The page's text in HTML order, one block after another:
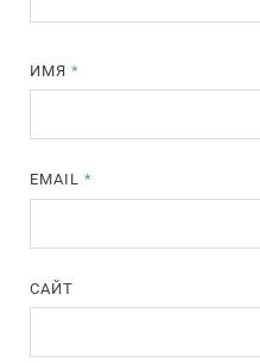
ИМЯ*
EMAIL*
САЙТ